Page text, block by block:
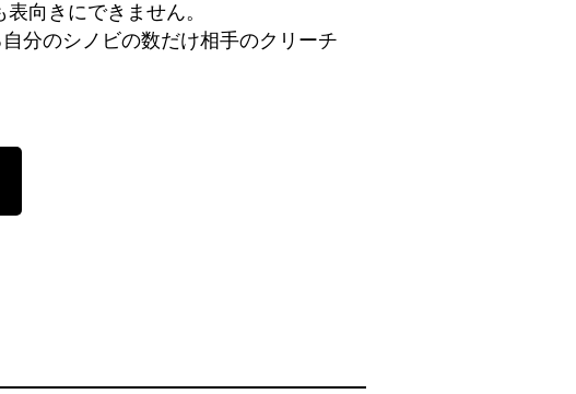
向きにできません。
分のシノビの数だけ相手のクリーチ